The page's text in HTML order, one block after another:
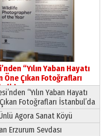
Şirin’e
“Yılın Yaban Hayatı
Öne Çıkan Fotoğrafları
“Yılın Yaban Hayatı
Fotoğrafları İstanbul’da
Agora Sanat Köyü
Erzurum Sevdası